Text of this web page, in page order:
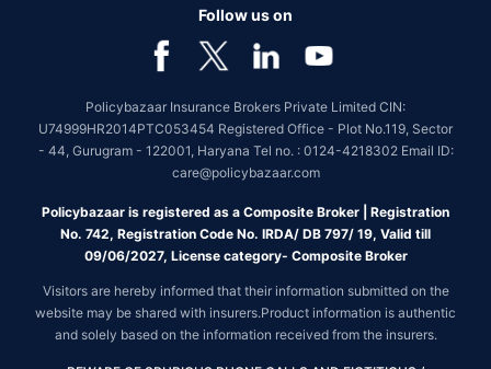
Follow us on
Policybazaar Insurance Brokers Private Limited CIN:
U74999HR2014PTC053454 Registered Office - Plot No.119, Sector
- 44, Gurugram - 122001, Haryana Tel no. : 0124-4218302 Email ID:
care@policybazaar.com
Policybazaar is registered as a Composite Broker | Registration
No. 742, Registration Code No. IRDA/ DB 797/ 19, Valid till
09/06/2027, License category- Composite Broker
Visitors are hereby informed that their information submitted on the
website may be shared with insurers.Product information is authentic
and solely based on the information received from the insurers.